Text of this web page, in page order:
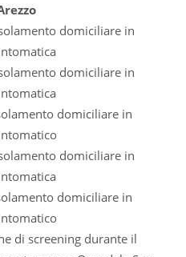
domiciliare in
domiciliare in
domiciliare in
domiciliare in
domiciliare in
di screening durante il